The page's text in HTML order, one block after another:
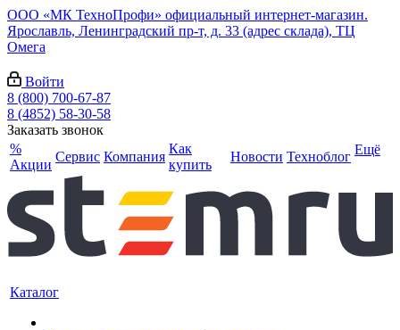
ООО «МК ТехноПрофи» официальный интернет-магазин.
Ярославль, Ленинградский пр-т, д. 33 (адрес склада), ТЦ
Омега
Войти
8 (800) 700-67-87
8 (4852) 58-30-58
Заказать звонок
%
Акции
Сервис Компания
Как
купить
Новости Техноблог Ещё
Каталог